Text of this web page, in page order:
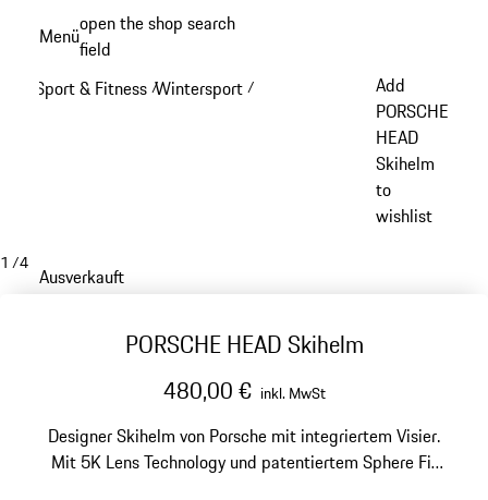
Hauptinhalt
Menüopen the shop search
field
Sport & Fitness /Wintersport /
Add
PORSCHE
HEAD
Skihelm
to
wishlist
1 /4
Ausverkauft
PORSCHE HEAD Skihelm
480,00 € inkl. MwSt
Designer Skihelm von Porsche mit integriertem Visier.
Mit 5K Lens Technology und patentiertem Sphere Fit